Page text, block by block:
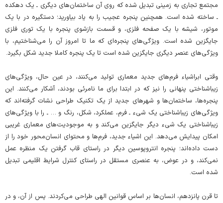
مجتمع تجاری به زمینی تبدیل شده که روی آن ساختمان‌های دیگری ـ یک دهکده
ـ ساخته شده است. همچنین پنجره‌ عجیب را به یاد بیاورید؛ دستگیره‌ در با یک
موتور، شیشه با یک صفحه‌ فلزی، و قسمت بازشوی پنجره با یک توری فلزی
جایگزین شده است. ویژگی‌های پنجره‌ای که ما تا امروز آن را می‌شناختیم، با
ویژگی‌های عنصر دیگری جایگزین شده است تا یک پنجره‌ کاملا جدید شکل بگیرد.
وقتی ابراشیاء فرم‌های جدید معماری تولید می‌کنند، در عین حال، ویژگی‌های
زیباشناختی پنهانی را نیز که در ابتدا برای ما نامرئی بودند، آشکار می‌کنند. این
پنجره‌ها، ساختمان‌‌ها و شهرهای جدید از یک تکنیک طراحی نشات گرفته‌اند که
ویژگی‌های زیباشناختی یک شیء ـ فرم، عملکرد، شکل، رنگ و … ـ را با ویژگی‌های
زیباشناختی یک شیء دیگر جایگزین می‌کند و به موجودیت‌های معماری غریبی
امکان‌ پیدایش می‌دهد. این اشیاء جدید، فرم‌ها و محتوای انسان‌محور خود را از
دست داده‌اند؛ پنجره‌ انتروپوسین دیگر در راستای قاب گرفتن یک منظره عمل
نمی‌کند، و در عوض، به عنصری مستقل در راستای کنترل شرایط اقلیمی تبدیل
شده است.
تا قرن پانزدهم، انسان‌ها بر اساس قوانین الهی طراحی می‌کردند. پس از آن، و در